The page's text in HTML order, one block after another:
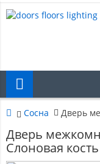
Сосна Дверь
Дверь
Слоновая кость